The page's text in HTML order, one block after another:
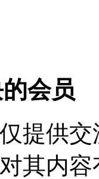
会员
提供
其内